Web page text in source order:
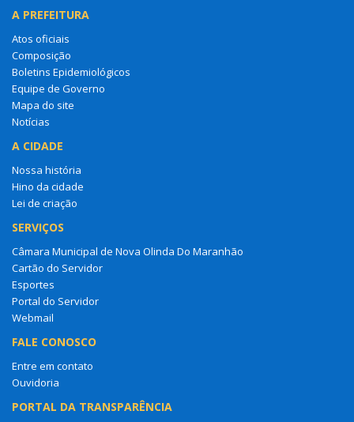
A PREFEITURA
Atos oficiais
Composição
Boletins Epidemiológicos
Equipe de Governo
Mapa do site
Notícias
A CIDADE
Nossa história
Hino da cidade
Lei de criação
SERVIÇOS
Câmara Municipal de Nova Olinda Do Maranhão
Cartão do Servidor
Esportes
Portal do Servidor
Webmail
FALE CONOSCO
Entre em contato
Ouvidoria
PORTAL DA TRANSPARÊNCIA